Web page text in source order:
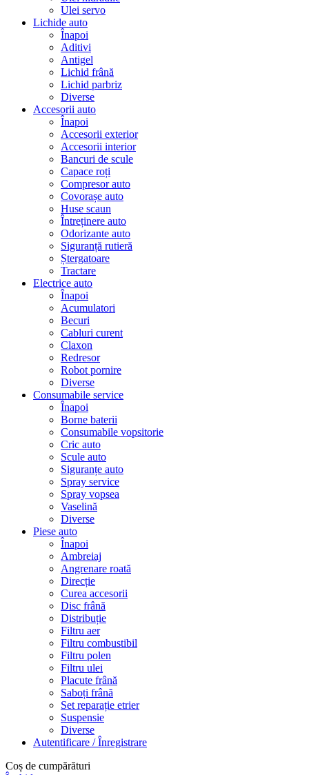
Ulei servo
Lichide auto
Înapoi
Aditivi
Antigel
Lichid frână
Lichid parbriz
Diverse
Accesorii auto
Înapoi
Accesorii exterior
Accesorii interior
Bancuri de scule
Capace roți
Compresor auto
Covorașe auto
Huse scaun
Întreținere auto
Odorizante auto
Siguranță rutieră
Ștergatoare
Tractare
Electrice auto
Înapoi
Acumulatori
Becuri
Cabluri curent
Claxon
Redresor
Robot pornire
Diverse
Consumabile service
Înapoi
Borne baterii
Consumabile vopsitorie
Cric auto
Scule auto
Siguranțe auto
Spray service
Spray vopsea
Vaselină
Diverse
Piese auto
Înapoi
Ambreiaj
Angrenare roată
Direcție
Curea accesorii
Disc frână
Distribuție
Filtru aer
Filtru combustibil
Filtru polen
Filtru ulei
Placute frână
Saboți frână
Set reparație etrier
Suspensie
Diverse
Autentificare / Înregistrare
Coș de cumpărături